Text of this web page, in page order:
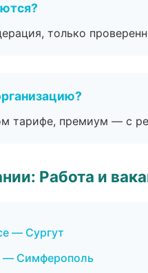
только
тарифе, премиум — с
Работа и
— Сургут
— Симферополь